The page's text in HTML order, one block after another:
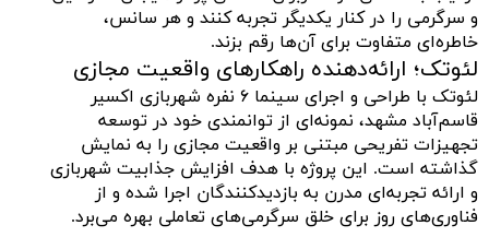
و سرگرمی را در کنار یکدیگر تجربه کنند و هر سانس،
خاطره‌ای متفاوت برای آن‌ها رقم بزند.
لئوتک؛ ارائه‌دهنده راهکارهای واقعیت مجازی
لئوتک با طراحی و اجرای سینما ۶ نفره شهربازی اکسیر
قاسم‌آباد مشهد، نمونه‌ای از توانمندی خود در توسعه
تجهیزات تفریحی مبتنی بر واقعیت مجازی را به نمایش
گذاشته است. این پروژه با هدف افزایش جذابیت شهربازی
و ارائه تجربه‌ای مدرن به بازدیدکنندگان اجرا شده و از
فناوری‌های روز برای خلق سرگرمی‌های تعاملی بهره می‌برد.